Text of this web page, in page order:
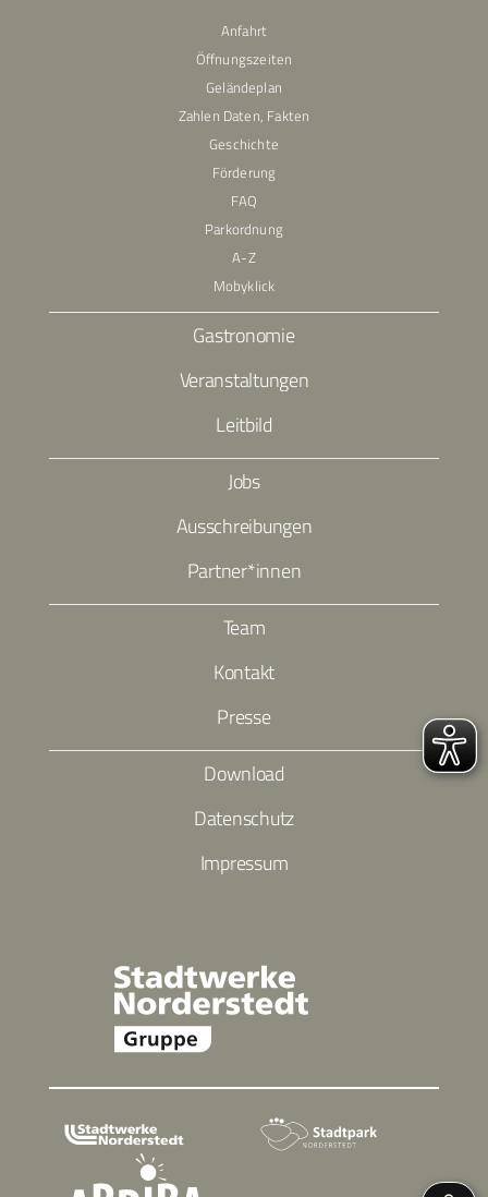
Anfahrt
Öffnungszeiten
Geländeplan
Zahlen Daten, Fakten
Geschichte
Förderung
FAQ
Parkordnung
A-Z
Mobyklick
Gastronomie
Veranstaltungen
Leitbild
Jobs
Ausschreibungen
Partner*innen
Team
Kontakt
Presse
Download
Datenschutz
Impressum